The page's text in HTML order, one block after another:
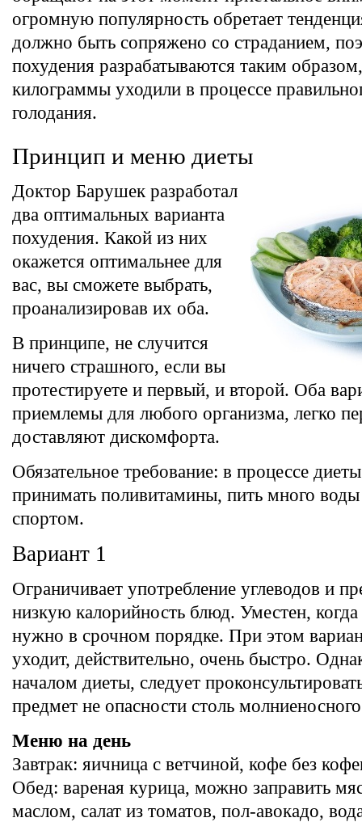
огромную популярность обретает
должно быть сопряжено со страданием,
похудения разрабатываются таким
килограммы уходили в процессе
голодания.
Принцип и меню диеты
Доктор Барушек разработал
два оптимальных варианта
похудения. Какой из них
окажется оптимальнее для
вас, вы сможете выбрать,
проанализировав их оба.
В принципе, не случится
ничего страшного, если вы
протестируете и первый, и второй. Оба
приемлемы для любого организма, легко
доставляют дискомфорта.
Обязательное требование: в процессе
принимать поливитамины, пить много воды
спортом.
Вариант 1
Ограничивает употребление углеводов и
низкую калорийность блюд. Уместен, когда
нужно в срочном порядке. При этом
уходит, действительно, очень быстро.
началом диеты, следует
предмет не опасности столь
Меню на день
Завтрак: яичница с ветчиной, кофе без
Обед: вареная курица, можно заправить
маслом, салат из томатов, пол-авокадо,